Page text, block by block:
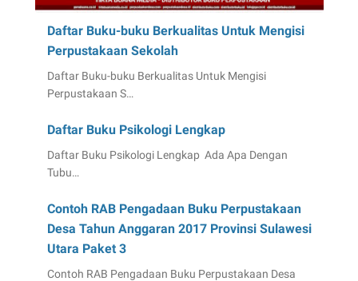
Daftar Buku-buku Berkualitas Untuk Mengisi
Perpustakaan Sekolah
Daftar Buku-buku Berkualitas Untuk Mengisi
Perpustakaan S…
Daftar Buku Psikologi Lengkap
Daftar Buku Psikologi Lengkap Ada Apa Dengan
Tubu…
Contoh RAB Pengadaan Buku Perpustakaan
Desa Tahun Anggaran 2017 Provinsi Sulawesi
Utara Paket 3
Contoh RAB Pengadaan Buku Perpustakaan Desa